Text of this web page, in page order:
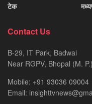
टेक
Contact Us
B-29, IT Park, Badwai
Near RGPV, Bhopal (M.
Mobile: +91 93036 09004
Email: